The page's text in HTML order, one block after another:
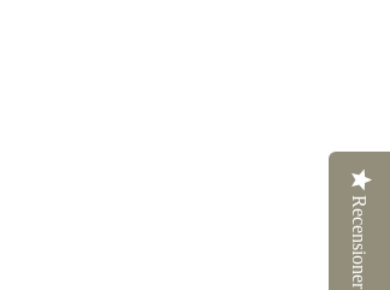
Recensioner